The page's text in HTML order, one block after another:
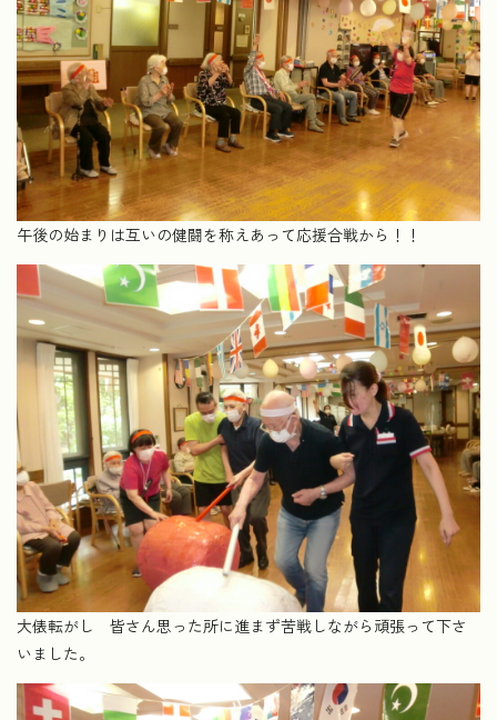
午後の始まりは互いの健闘を称えあって応援合戦から！！
大俵転がし 皆さん思った所に進まず苦戦しながら頑張って下さ
いました。